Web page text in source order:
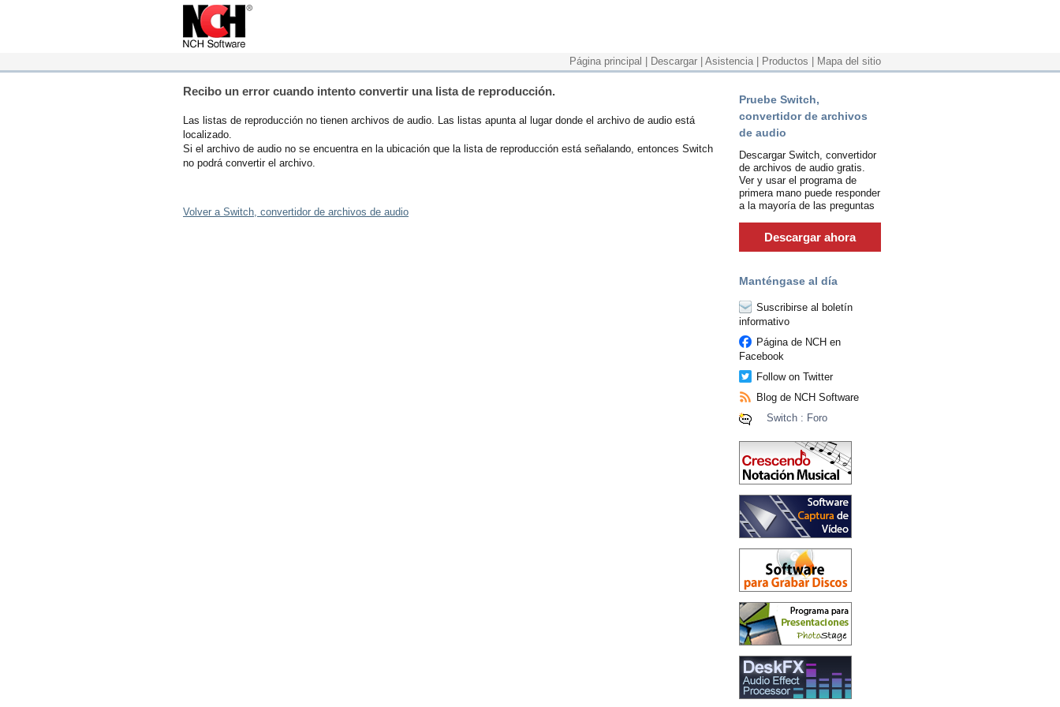
Página principal Descargar Asistencia Productos Mapa del sitio
Recibo un error cuando intento convertir una lista de reproducción.
Las listas de reproducción no tienen archivos de audio. Las listas apunta al lugar donde el archivo de audio está
localizado.
Si el archivo de audio no se encuentra en la ubicación que la lista de reproducción está señalando, entonces Switch
no podrá convertir el archivo.
Volver a Switch, convertidor de archivos de audio
Pruebe Switch,
convertidor de archivos
de audio
Descargar Switch, convertidor
de archivos de audio gratis.
Ver y usar el programa de
primera mano puede responder
a la mayoría de las preguntas
Descargar ahora
Manténgase al día
Suscribirse al boletín
informativo
Página de NCH en
Facebook
Follow on Twitter
Blog de NCH Software
Switch : Foro